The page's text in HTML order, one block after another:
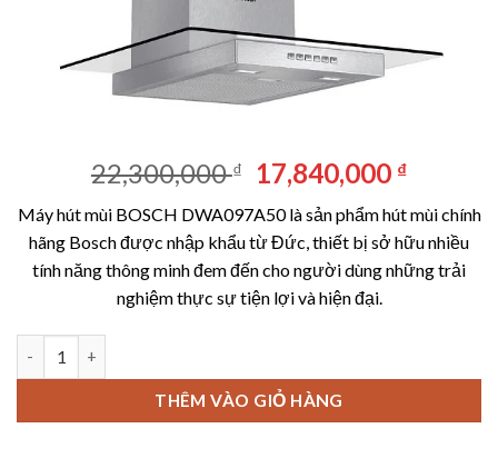
22,300,000₫
Giá
gốc
là:
22,300,000 ₫.
17,840,000 ₫Giá
tại
là:
Máy hút mùi BOSCH DWA097A50 là sản phẩm hút mùi chính
hãng Bosch được nhập khẩu từ Đức, thiết bị sở hữu nhiều
tính năng thông minh đem đến cho người dùng những trải
nghiệm thực sự tiện lợi và hiện đại.
THÊM VÀO GIỎ HÀNG